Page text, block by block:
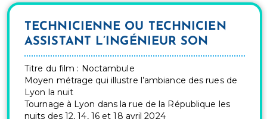
TECHNICIENNE OU TECHNICIEN
ASSISTANT L’INGÉNIEUR SON
Titre du film : Noctambule
Moyen métrage qui illustre l’ambiance des rues de
Lyon la nuit
Tournage à Lyon dans la rue de la République les
nuits des 12, 14, 16 et 18 avril 2024